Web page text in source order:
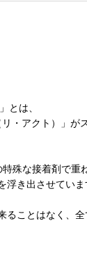
とは、
・アクト）」が
殊な接着剤で重
き出させていま
ることはなく、